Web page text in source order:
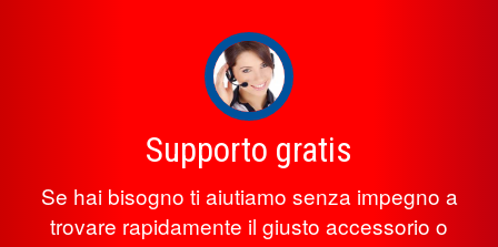
Supporto gratis
Se hai bisogno ti aiutiamo senza impegno a
trovare rapidamente il giusto accessorio o